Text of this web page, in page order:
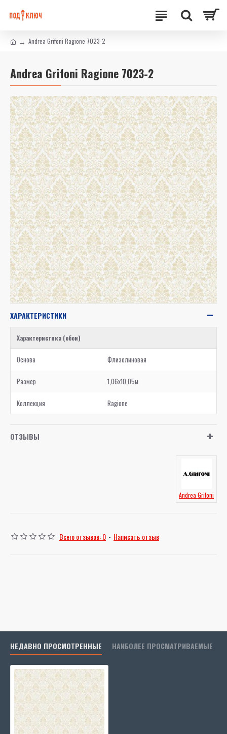
Andrea Grifoni Ragione 7023-2
Andrea Grifoni Ragione 7023-2
ХАРАКТЕРИСТИКИ
Характеристика (обои)
Основа Флизелиновая
Размер 1,06x10,05м
Коллекция Ragione
ОТЗЫВЫ
Andrea Grifoni
Всего отзывов: 0 - Написать отзыв
НЕДАВНО ПРОСМОТРЕННЫЕ НАИБОЛЕЕ ПРОСМАТРИВАЕМЫЕ